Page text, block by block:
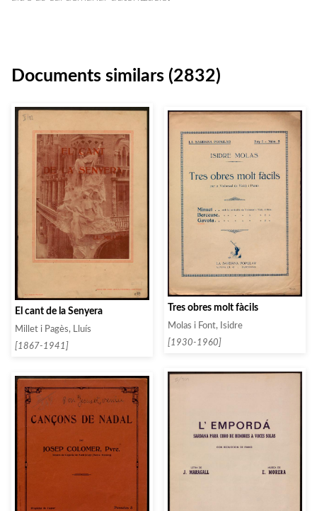
Documents similars (2832)
El cant de la Senyera
Millet i Pagès, Lluís
[1867-1941]
Tres obres molt fàcils
Molas i Font, Isidre
[1930-1960]